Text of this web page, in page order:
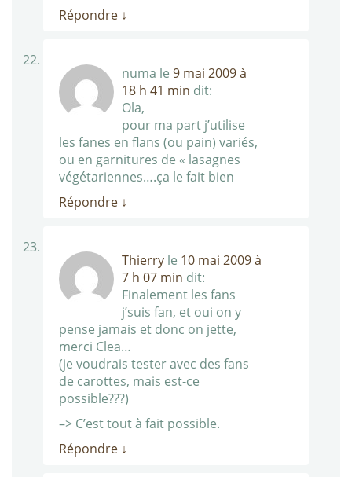
Répondre ↓
numa le 9 mai 2009 à
18 h 41 min dit:
Ola,
pour ma part j’utilise
les fanes en flans (ou pain) variés,
ou en garnitures de « lasagnes
végétariennes….ça le fait bien
Répondre ↓
Thierry le 10 mai 2009 à
7 h 07 min dit:
Finalement les fans
j’suis fan, et oui on y
pense jamais et donc on jette,
merci Clea…
(je voudrais tester avec des fans
de carottes, mais est-ce
possible???)
–> C’est tout à fait possible.
Répondre ↓